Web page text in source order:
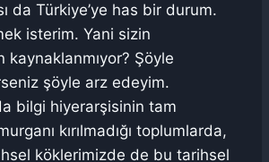
da Türkiye’ye has bir durum.
isterim. Yani sizin
kaynaklanmıyor? Şöyle
şöyle arz edeyim.
bilgi hiyerarşisinin tam
kırılmadığı toplumlarda,
köklerimizde de bu tarihsel